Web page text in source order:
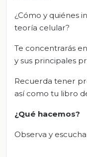
¿Cómo y quiénes
teoría celular?
Te concentrarás
y sus principales
Recuerda tener
así como tu libro
¿Qué hacemos?
Observa y